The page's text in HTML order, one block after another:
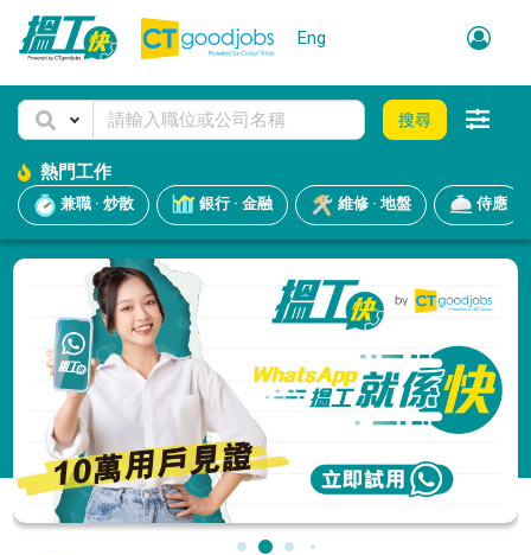
Eng
搜尋
熱門工作
兼職 · 炒散 銀行 · 金融 維修 · 地盤 侍應